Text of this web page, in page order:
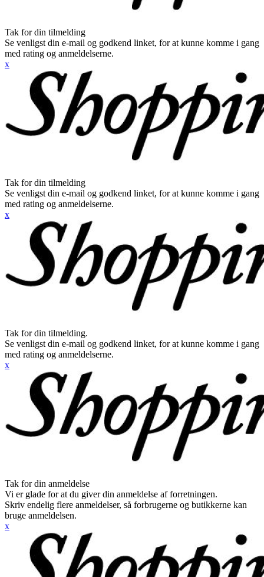
Tak for din tilmelding
Se venligst din e-mail og godkend linket, for at kunne komme i gang
med rating og anmeldelserne.
x
Tak for din tilmelding
Se venligst din e-mail og godkend linket, for at kunne komme i gang
med rating og anmeldelserne.
x
Tak for din tilmelding.
Se venligst din e-mail og godkend linket, for at kunne komme i gang
med rating og anmeldelserne.
x
Tak for din anmeldelse
Vi er glade for at du giver din anmeldelse af forretningen.
Skriv endelig flere anmeldelser, så forbrugerne og butikkerne kan
bruge anmeldelsen.
x